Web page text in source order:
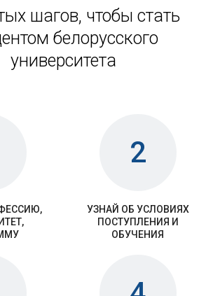
шагов, чтобы стать
белорусского
университета
2
УЗНАЙ ОБ УСЛОВИЯХ
ПОСТУПЛЕНИЯ И
ОБУЧЕНИЯ